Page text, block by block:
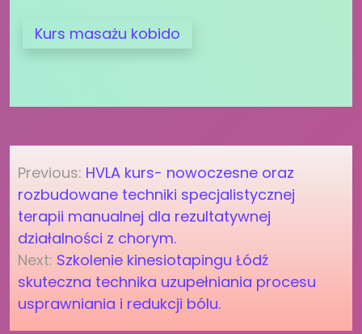
Kurs masażu kobido
wpisu
Previous: HVLA kurs- nowoczesne oraz
rozbudowane techniki specjalistycznej
terapii manualnej dla rezultatywnej
działalności z chorym.
Next: Szkolenie kinesiotapingu Łódź
skuteczna technika uzupełniania procesu
usprawniania i redukcji bólu.